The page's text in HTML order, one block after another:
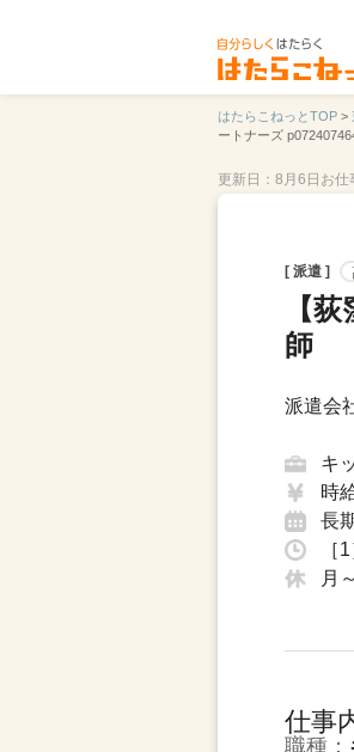
はたらこねっとTOP >
ートナーズ
更新日：8月6日 お仕
[ 派遣 ]
【
師
派遣会
キ
時
長
［
月
仕事
職種：